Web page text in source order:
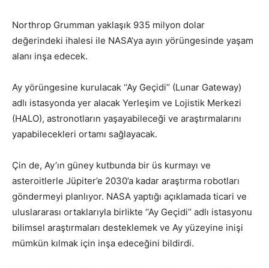
Northrop Grumman yaklaşık 935 milyon dolar
değerindeki ihalesi ile NASA’ya ayın yörüngesinde yaşam
alanı inşa edecek.
Ay yörüngesine kurulacak ‘‘Ay Geçidi’’ (Lunar Gateway)
adlı istasyonda yer alacak Yerleşim ve Lojistik Merkezi
(HALO), astronotların yaşayabileceği ve araştırmalarını
yapabilecekleri ortamı sağlayacak.
Çin de, Ay’ın güney kutbunda bir üs kurmayı ve
asteroitlerle Jüpiter’e 2030’a kadar araştırma robotları
göndermeyi planlıyor. NASA yaptığı açıklamada ticari ve
uluslararası ortaklarıyla birlikte ‘‘Ay Geçidi’’ adlı istasyonu
bilimsel araştırmaları desteklemek ve Ay yüzeyine inişi
mümkün kılmak için inşa edeceğini bildirdi.